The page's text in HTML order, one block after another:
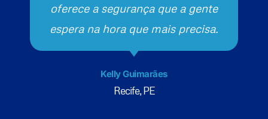
oferece a segurança que a gente
espera na hora que mais precisa.
Kelly Guimarães
Recife, PE